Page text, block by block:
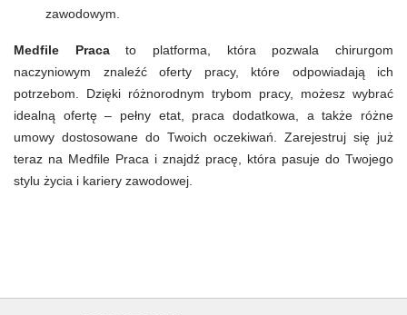
zawodowym.
Medfile Pracato platforma, która pozwala chirurgom
naczyniowym znaleźć oferty pracy, które odpowiadają ich
potrzebom. Dzięki różnorodnym trybom pracy, możesz wybrać
idealną ofertę – pełny etat, praca dodatkowa, a także różne
umowy dostosowane do Twoich oczekiwań. Zarejestruj się już
teraz na Medfile Praca i znajdź pracę, która pasuje do Twojego
stylu życia i kariery zawodowej.